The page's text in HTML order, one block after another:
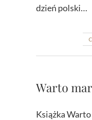
dzień polski…
Warto
Książka